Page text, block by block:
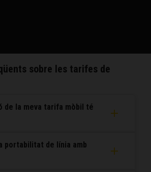
sobre les tarifes de
de la meva tarifa mòbil té
portabilitat de línia amb